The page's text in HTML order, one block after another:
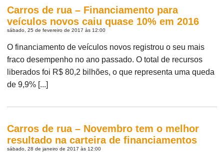
Carros de rua – Financiamento para
veículos novos caiu quase 10% em 2016
sábado, 25 de fevereiro de 2017 às 12:00
O financiamento de veículos novos registrou o seu mais
fraco desempenho no ano passado. O total de recursos
liberados foi R$ 80,2 bilhões, o que representa uma queda
de 9,9% [...]
Carros de rua – Novembro tem o melhor
resultado na carteira de financiamentos
sábado, 28 de janeiro de 2017 às 12:00